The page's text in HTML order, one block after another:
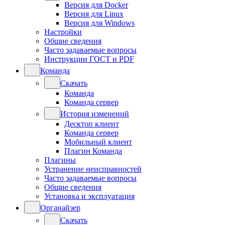
Версия для Docker
Версия для Linux
Версия для Windows
Настройки
Общие сведения
Часто задаваемые вопросы
Инструкции ГОСТ и PDF
Команда
Скачать
Команда
Команда сервер
История изменений
Десктоп клиент
Команда сервер
Мобильный клиент
Плагин Команда
Плагины
Устранение неисправностей
Часто задаваемые вопросы
Общие сведения
Установка и эксплуатация
Органайзер
Скачать